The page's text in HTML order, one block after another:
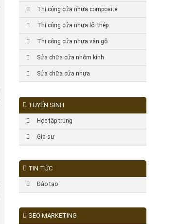
Thi công cửa nhựa composite
Thi công cửa nhựa lõi thép
Thi công cửa nhựa vân gỗ
Sửa chữa cửa nhôm kính
Sửa chữa cửa nhựa
TUYỂN SINH
Học tập trung
Gia sư
TIN TỨC
Đào tạo
SEO MARKETING